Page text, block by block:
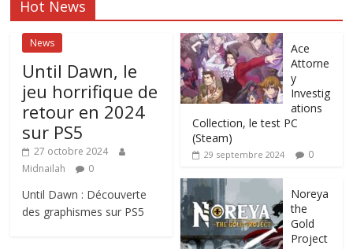
Hot News
News
Until Dawn, le
jeu horrifique de
retour en 2024
sur PS5
27 octobre 2024
Midnailah
0
Until Dawn : Découverte
des graphismes sur PS5
Ace
Attorne
y
Investig
ations
Collection, le test PC
(Steam)
29 septembre 2024 0
Noreya
the
Gold
Project